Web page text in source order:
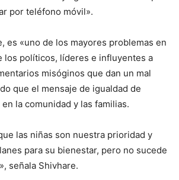
por teléfono móvil».
es «uno de los mayores problemas en
los políticos, líderes e influyentes a
misóginos que dan un mal
que el mensaje de igualdad de
la comunidad y las familias.
las niñas son nuestra prioridad y
para su bienestar, pero no sucede
señala Shivhare.